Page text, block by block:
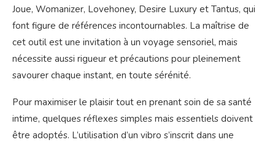
Joue, Womanizer, Lovehoney, Desire Luxury et Tantus, qui
font figure de références incontournables. La maîtrise de
cet outil est une invitation à un voyage sensoriel, mais
nécessite aussi rigueur et précautions pour pleinement
savourer chaque instant, en toute sérénité.
Pour maximiser le plaisir tout en prenant soin de sa santé
intime, quelques réflexes simples mais essentiels doivent
être adoptés. L’utilisation d’un vibro s’inscrit dans une